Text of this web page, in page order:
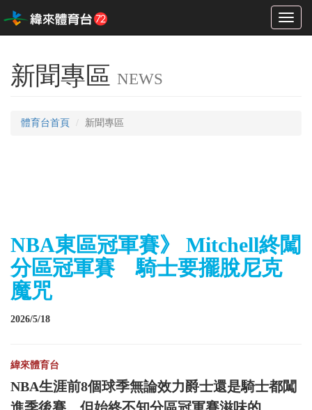
Toggle
新聞專區 NEWS
體育台首頁 新聞專區
NBA東區冠軍賽》 Mitchell終闖
分區冠軍賽 騎士要擺脫尼克
魔咒
2026/5/18
緯來體育台
NBA生涯前8個球季無論效力爵士還是騎士都闖